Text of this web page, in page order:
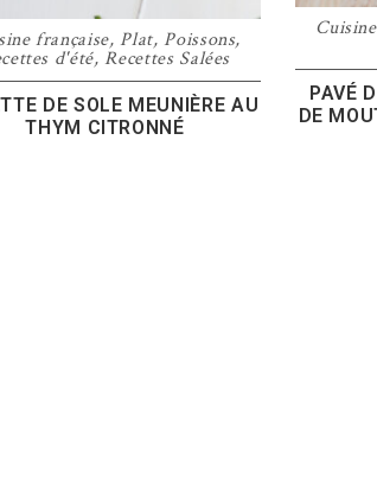
française, Plat, Poissons,
d'été,Recettes Salées
DE SOLE MEUNIÈRE AU
THYM CITRONNÉ
PAVÉ
DE